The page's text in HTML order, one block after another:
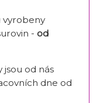
vyrobeny
- od
od nás
dne od